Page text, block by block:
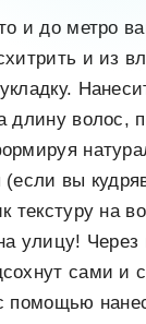
и до метро
и из
длину волос,
вы
текстуру на
улицу! Через
сами и
помощью